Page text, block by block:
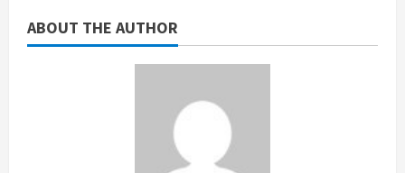
ABOUT THE AUTHOR